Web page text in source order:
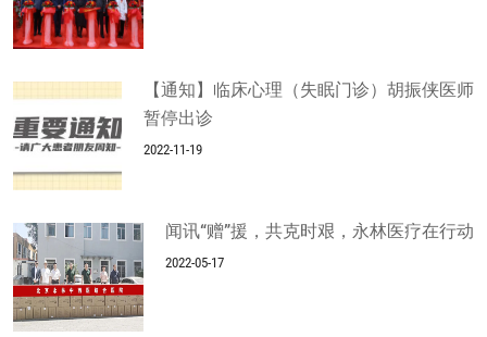
【通知】临床心理（失眠门诊）胡振侠医师
暂停出诊
2022-11-19
闻讯“赠”援，共克时艰，永林医疗在行动
2022-05-17